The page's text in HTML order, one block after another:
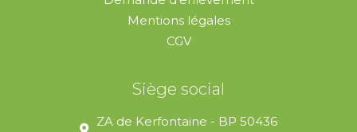
Mentions légales
CGV
Siège social
ZA de Kerfontaine - BP 50436